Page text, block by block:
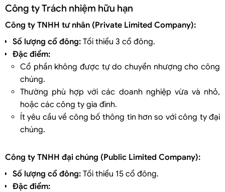
Công ty Trách nhiệm hữu hạn
Công ty TNHH tư nhân (Private Limited Company):
Số lượng cổ đông: Tối thiểu 3 cổ đông.
Đặc điểm:
Cổ phần không được tự do chuyển nhượng cho công
chúng.
Thường phù hợp với các doanh nghiệp vừa và nhỏ,
hoặc các công ty gia đình.
Ít yêu cầu về công bố thông tin hơn so với công ty đại
chúng.
Công ty TNHH đại chúng (Public Limited Company):
Số lượng cổ đông: Tối thiểu 15 cổ đông.
Đặc điểm: